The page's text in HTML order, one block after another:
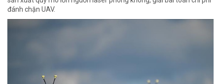
đánh chặn UAV.